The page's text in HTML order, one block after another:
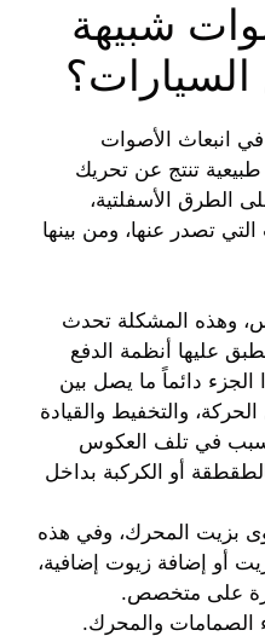
شبيهة
انبعاث الأصوات
تنتج عن تحريك
الطرق الأسفلتية،
تصدر عنها، ومن بينها
وهذه المشكلة تحدث
عليها أنظمة الدفع
الجزء دائماً ما يصل بين
والتخفيط والقيادة
في تلف العكوس
أو الكركبة بداخل
بزيت المحرك، وفي هذه
أو إضافة زيوت إضافية،
على متخصص.
الصمامات والمحرك.